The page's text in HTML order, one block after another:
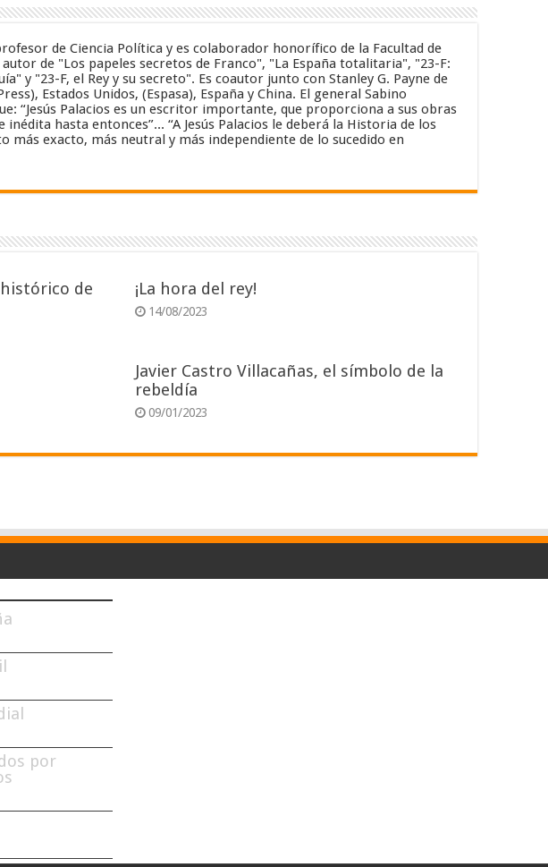
de Ciencia Política y es colaborador honorífico de la Facultad de
de "Los papeles secretos de Franco", "La España totalitaria", "23-F:
y "23-F, el Rey y su secreto". Es coautor junto con Stanley G. Payne de
Estados Unidos, (Espasa), España y China. El general Sabino
“Jesús Palacios es un escritor importante, que proporciona a sus obras
hasta entonces”... “A Jesús Palacios le deberá la Historia de los
exacto, más neutral y más independiente de lo sucedido en
de
¡La hora del rey!
14/08/2023
Javier Castro Villacañas, el símbolo de la
rebeldía
09/01/2023
por